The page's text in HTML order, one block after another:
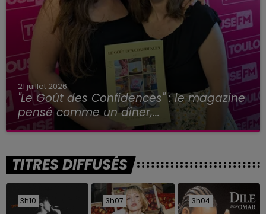
21 juillet 2026
"Le Goût des Confidences" : le magazine
pensé comme un dîner,...
TITRES DIFFUSÉS
3h10
3h10 3h07
3h07 3h04
3h04